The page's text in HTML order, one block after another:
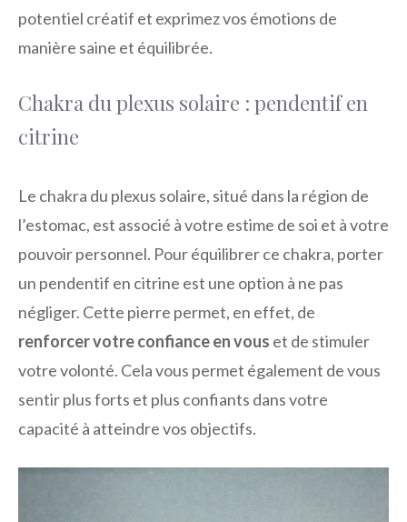
potentiel créatif et exprimez vos émotions de
manière saine et équilibrée.
Chakra du plexus solaire : pendentif en
citrine
Le chakra du plexus solaire, situé dans la région de
l’estomac, est associé à votre estime de soi et à votre
pouvoir personnel. Pour équilibrer ce chakra, porter
un pendentif en citrine est une option à ne pas
négliger. Cette pierre permet, en effet, de
renforcer votre confiance en vous et de stimuler
votre volonté. Cela vous permet également de vous
sentir plus forts et plus confiants dans votre
capacité à atteindre vos objectifs.